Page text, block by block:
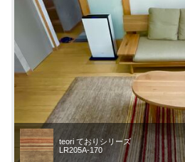
teori ておりシリーズ
LR205A-170